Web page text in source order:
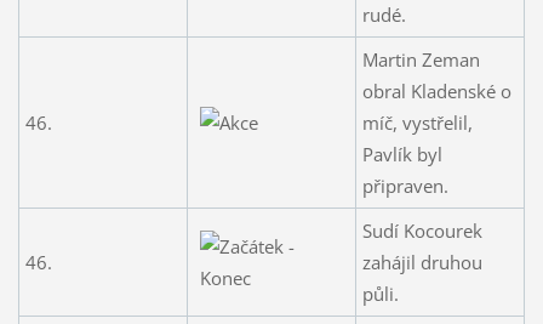
rudé.
46.
Martin Zeman
obral Kladenské o
míč, vystřelil,
Pavlík byl
připraven.
46.
Sudí Kocourek
zahájil druhou
půli.